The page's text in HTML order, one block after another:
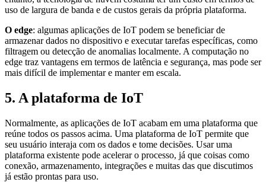
uso de largura de banda e de custos gerais da própria plataforma.
O edge: algumas aplicações de IoT podem se beneficiar de
armazenar dados no dispositivo e executar tarefas específicas, como
filtragem ou detecção de anomalias localmente. A computação no
edge traz vantagens em termos de latência e segurança, mas pode ser
mais difícil de implementar e manter em escala.
5. A plataforma de IoT
Normalmente, as aplicações de IoT acabam em uma plataforma que
reúne todos os passos acima. Uma plataforma de IoT permite que
seu usuário interaja com os dados e tome decisões. Usar uma
plataforma existente pode acelerar o processo, já que coisas como
conexão, armazenamento, integrações e muitas das que discutimos
já estão prontas para uso.